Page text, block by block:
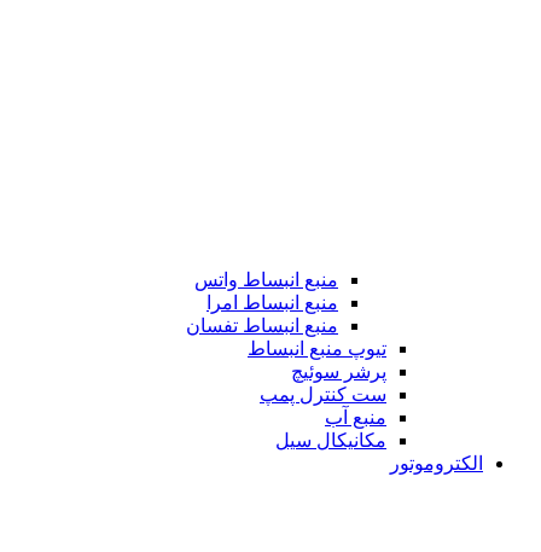
منبع انبساط واتس
منبع انبساط امرا
منبع انبساط تفسان
تیوپ منبع انبساط
پرشر سوئیچ
ست کنترل پمپ
منبع آب
مکانیکال سیل
الکتروموتور